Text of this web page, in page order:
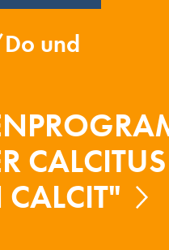
und
CALCITUS